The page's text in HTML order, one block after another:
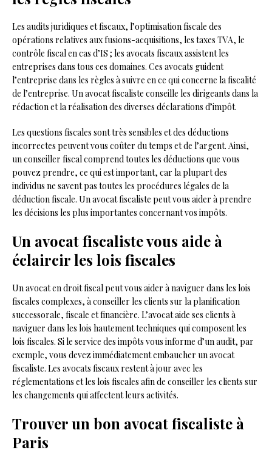
Les audits juridiques et fiscaux, l’optimisation fiscale des
opérations relatives aux fusions-acquisitions, les taxes TVA, le
contrôle fiscal en cas d’IS ; les avocats fiscaux assistent les
entreprises dans tous ces domaines. Ces avocats guident
l’entreprise dans les règles à suivre en ce qui concerne la fiscalité
de l’entreprise. Un avocat fiscaliste conseille les dirigeants dans la
rédaction et la réalisation des diverses déclarations d’impôt.
Les questions fiscales sont très sensibles et des déductions
incorrectes peuvent vous coûter du temps et de l’argent. Ainsi,
un conseiller fiscal comprend toutes les déductions que vous
pouvez prendre, ce qui est important, car la plupart des
individus ne savent pas toutes les procédures légales de la
déduction fiscale. Un avocat fiscaliste peut vous aider à prendre
les décisions les plus importantes concernant vos impôts.
Un avocat fiscaliste vous aide à
éclaircir les lois fiscales
Un avocat en droit fiscal peut vous aider à naviguer dans les lois
fiscales complexes, à conseiller les clients sur la planification
successorale, fiscale et financière. L’avocat aide ses clients à
naviguer dans les lois hautement techniques qui composent les
lois fiscales. Si le service des impôts vous informe d’un audit, par
exemple, vous devez immédiatement embaucher un avocat
fiscaliste. Les avocats fiscaux restent à jour avec les
réglementations et les lois fiscales afin de conseiller les clients sur
les changements qui affectent leurs activités.
Trouver un bon avocat fiscaliste à
Paris